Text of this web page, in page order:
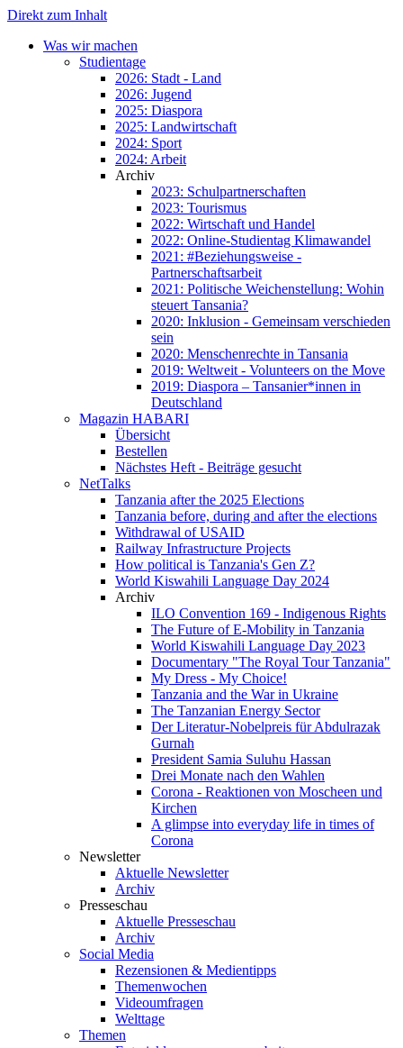
Direkt zum Inhalt
Was wir machen
Studientage
2026: Stadt - Land
2026: Jugend
2025: Diaspora
2025: Landwirtschaft
2024: Sport
2024: Arbeit
Archiv
2023: Schulpartnerschaften
2023: Tourismus
2022: Wirtschaft und Handel
2022: Online-Studientag Klimawandel
2021: #Beziehungsweise -
Partnerschaftsarbeit
2021: Politische Weichenstellung: Wohin
steuert Tansania?
2020: Inklusion - Gemeinsam verschieden
sein
2020: Menschenrechte in Tansania
2019: Weltweit - Volunteers on the Move
2019: Diaspora – Tansanier*innen in
Deutschland
Magazin HABARI
Übersicht
Bestellen
Nächstes Heft - Beiträge gesucht
NetTalks
Tanzania after the 2025 Elections
Tanzania before, during and after the elections
Withdrawal of USAID
Railway Infrastructure Projects
How political is Tanzania's Gen Z?
World Kiswahili Language Day 2024
Archiv
ILO Convention 169 - Indigenous Rights
The Future of E-Mobility in Tanzania
World Kiswahili Language Day 2023
Documentary "The Royal Tour Tanzania"
My Dress - My Choice!
Tanzania and the War in Ukraine
The Tanzanian Energy Sector
Der Literatur-Nobelpreis für Abdulrazak
Gurnah
President Samia Suluhu Hassan
Drei Monate nach den Wahlen
Corona - Reaktionen von Moscheen und
Kirchen
A glimpse into everyday life in times of
Corona
Newsletter
Aktuelle Newsletter
Archiv
Presseschau
Aktuelle Presseschau
Archiv
Social Media
Rezensionen & Medientipps
Themenwochen
Videoumfragen
Welttage
Themen